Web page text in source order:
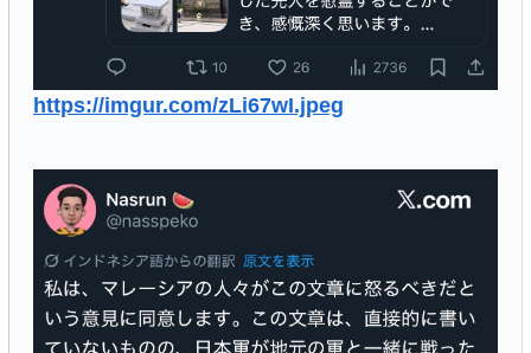
https://imgur.com/zLi67wI.jpeg